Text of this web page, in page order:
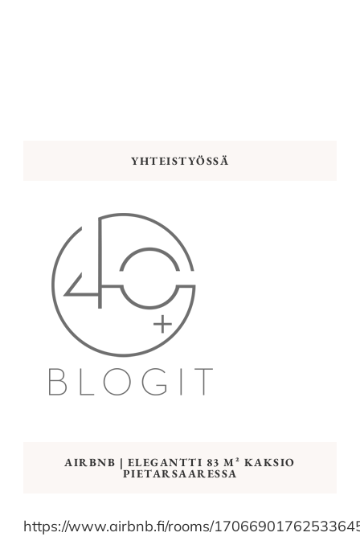
YHTEISTYÖSSÄ
AIRBNB | ELEGANTTI 83 M² KAKSIO
PIETARSAARESSA
https://www.airbnb.fi/rooms/